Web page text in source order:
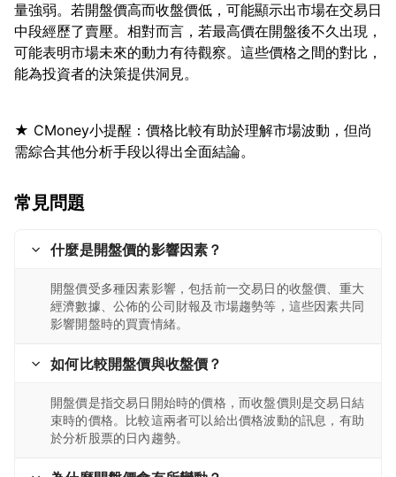
量強弱。若開盤價高而收盤價低，可能顯示出市場在交易日
中段經歷了賣壓。相對而言，若最高價在開盤後不久出現，
可能表明市場未來的動力有待觀察。這些價格之間的對比，
★ CMoney小提醒：價格比較有助於理解市場波動，但尚
常見問題
什麼是開盤價的影響因素？
開盤價受多種因素影響，包括前一交易日的收盤價、重大
經濟數據、公佈的公司財報及市場趨勢等，這些因素共同
影響開盤時的買賣情緒。
如何比較開盤價與收盤價？
開盤價是指交易日開始時的價格，而收盤價則是交易日結
束時的價格。比較這兩者可以給出價格波動的訊息，有助
於分析股票的日內趨勢。